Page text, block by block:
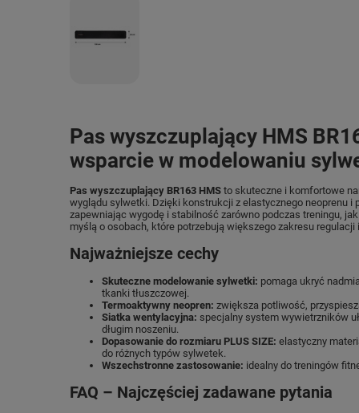
Pas wyszczuplający HMS
wsparcie w modelowaniu
Pas wyszczuplający BR163 HMS to skuteczne i komfortowe
wyglądu sylwetki. Dzięki konstrukcji z elastycznego neoprenu i
zapewniając wygodę i stabilność zarówno podczas treningu,
myślą o osobach, które potrzebują większego zakresu
Najważniejsze cechy
Skuteczne modelowanie sylwetki: pomaga ukryć
tkanki tłuszczowej.
Termoaktywny neopren: zwiększa potliwość,
Siatka wentylacyjna: specjalny system wywietrzników
długim noszeniu.
Dopasowanie do rozmiaru PLUS SIZE: elastyczny
do różnych typów sylwetek.
Wszechstronne zastosowanie: idealny do treningów
FAQ – Najczęściej zadawane pytania